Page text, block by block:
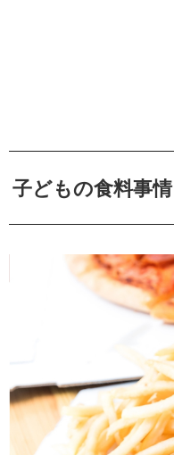
子どもの食料事情